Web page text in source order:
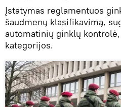
Įstatymas reglamentuos
šaudmenų klasifikavimą,
automatinių ginklų
kategorijos.